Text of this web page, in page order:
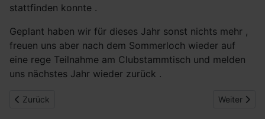
stattfinden konnte .
Geplant haben wir für dieses Jahr sonst nichts mehr ,
freuen uns aber nach dem Sommerloch wieder auf
eine rege Teilnahme am Clubstammtisch und melden
uns nächstes Jahr wieder zurück .
Vorheriger Beitrag: JHV
Zurück Nächster
Weiter